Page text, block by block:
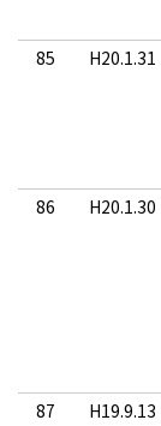
85
H20.1.31
86
H20.1.30
87
H19.9.13